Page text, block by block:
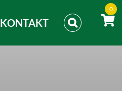
KONTAKT
0